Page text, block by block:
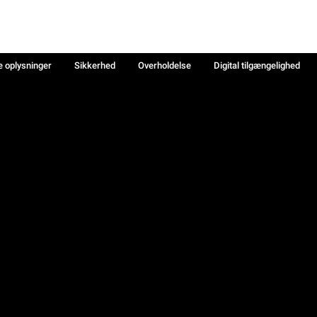
oplysninger Sikkerhed Overholdelse
Digital tilgængelighed